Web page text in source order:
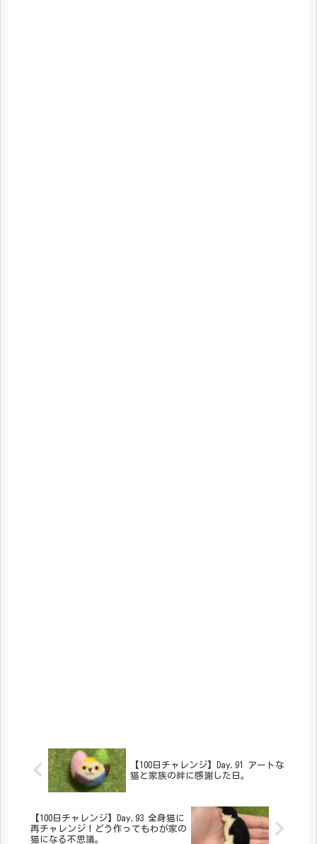
【100日チャレンジ】Day.91 アートな
猫と家族の絆に感謝した日。
【100日チャレンジ】Day.93 全身猫に
再チャレンジ！どう作ってもわが家の
猫になる不思議。